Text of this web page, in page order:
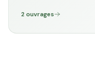
2 ouvrages